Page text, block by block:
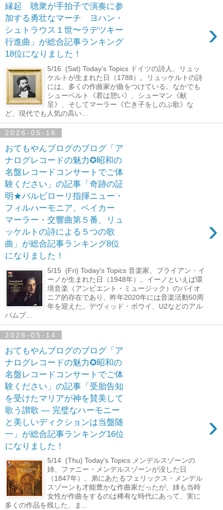
縁起 聴衆が手拍子で演奏に参
加する勇壮なマーチ ヨハン・
シュトラウス１世〜ラデツキー
行進曲」が総合記事ランキング
18位になりました！
›
5/16 (Sat) Today's Topics ドイツの詩人、リュッ
ケルトが生まれた日（1788）。リュッケルトの詩
には、多くの作曲家が曲をつけている。なかでも
シューベルト《君は憩い》、シューマン《献
呈》、そしてマーラー《亡き子をしのぶ歌》な
ど、現代でも人気の高い...
2026-05-16
おてもやんブログのブログ「ア
ナログレコードの魅力✪昭和の
名盤レコードコンサートでご体
験ください」の記事「奇跡の証
明★バルビローリ指揮ニュー・
フィルハーモニア、ベイカー
マーラー・交響曲第５番、リュ
ッケルトの詩による５つの歌
曲」が総合記事ランキング8位
になりました！
›
5/15 (Fri) Today's Topics 音楽家、ブライアン・イ
ーノが生まれた日（1948年）。イーノといえば環
境音楽（アンビエント・ミュージック）のパイオ
ニア的存在であり、昨年2020年には音楽活動50周
年を迎えた。デヴィッド・ボウイ、U2などのアル
バムプ...
2026-05-14
おてもやんブログのブログ「ア
ナログレコードの魅力✪昭和の
名盤レコードコンサートでご体
験ください」の記事「受胎告知
を受けたマリアが神を賛美して
歌う讃歌 ― 完璧なハーモニー
と美しいディクションは当盤随
一」が総合記事ランキング16位
になりました！
›
5/14 (Thu) Today's Topics メンデルスゾーンの
姉、ファニー・メンデルスゾーンが没した日
（1847年）。弟にあたるフェリックス・メンデル
スゾーンも才能豊かな作曲家だったが、姉も当時
女性が作曲をするのは稀有な時代にあって、実に
多くの作品を残した、ま...